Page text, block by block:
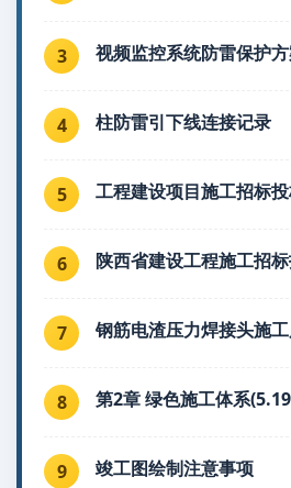
3 视频监控系统防雷保护
4 柱防雷引下线连接记录
5 工程建设项目施工招标
6 陕西省建设工程施工招
7 钢筋电渣压力焊接头施
8 第2章 绿色施工体系
9 竣工图绘制注意事项